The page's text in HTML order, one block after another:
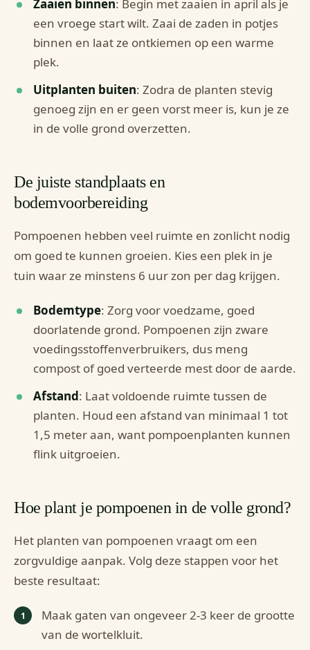
Zaaien binnen: Begin met zaaien in april als je
een vroege start wilt. Zaai de zaden in potjes
binnen en laat ze ontkiemen op een warme
plek.
Uitplanten buiten: Zodra de planten stevig
genoeg zijn en er geen vorst meer is, kun je ze
in de volle grond overzetten.
De juiste standplaats en
bodemvoorbereiding
Pompoenen hebben veel ruimte en zonlicht nodig
om goed te kunnen groeien. Kies een plek in je
tuin waar ze minstens 6 uur zon per dag krijgen.
Bodemtype: Zorg voor voedzame, goed
doorlatende grond. Pompoenen zijn zware
voedingsstoffenverbruikers, dus meng
compost of goed verteerde mest door de aarde.
Afstand: Laat voldoende ruimte tussen de
planten. Houd een afstand van minimaal 1 tot
1,5 meter aan, want pompoenplanten kunnen
flink uitgroeien.
Hoe plant je pompoenen in de volle grond?
Het planten van pompoenen vraagt om een
zorgvuldige aanpak. Volg deze stappen voor het
beste resultaat:
Maak gaten van ongeveer 2-3 keer de grootte
van de wortelkluit.